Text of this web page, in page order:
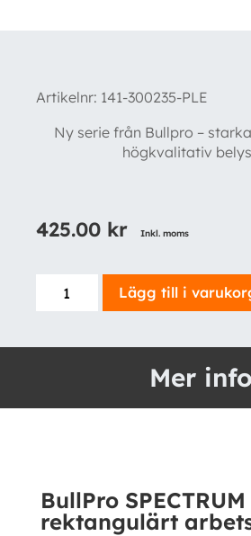
Artikelnr: 141-300235-PLE
Ny serie från Bullpro –
högkvalitativ
425.00 kr Inkl. moms
BullPro
SPECTRUM
arbetsljus
Lägg till i
Mer info
BullPro
rektangulärt